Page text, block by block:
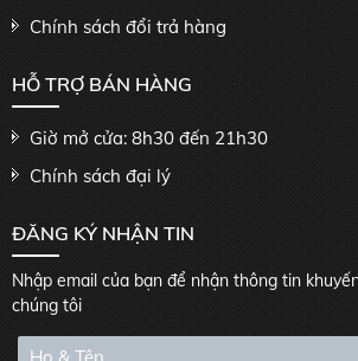
Chính sách đổi trả hàng
HỖ TRỢ BÁN HÀNG
Giờ mở cửa: 8h30 đến 21h30
Chính sách đại lý
ĐĂNG KÝ NHẬN TIN
Nhập email của bạn để nhận thông tin
chúng tôi